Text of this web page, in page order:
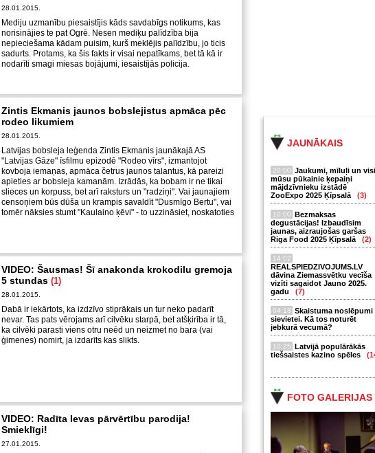
JAUNĀKAIS
20:00 Jaukumi, mīluļi un visi
mūsu pūkainie ķepaiņi
mājdzīvnieku izstādē
ZooExpo 2025 Ķīpsalā
(3)
10:00 Bezmaksas
degustācijas! Izbaudīsim
jaunas, aizraujošas garšas
Riga Food 2025 Ķīpsalā
(2)
14:02
REALSPIEDZIVOJUMS.LV
dāvina Ziemassvētku vecīša
vizīti sagaidot Jauno 2025.
gadu
(7)
04:18 Skaistuma noslēpumi
sievietei. Kā tos noturēt
jebkurā vecumā?
10:25 Latvijā populārākās
tiešsaistes kazino spēles
FOTO GALERIJAS
28.01.2015.
Mediju uzmanību piesaistījis kāds savdabīgs notikums, kas
norisinājies te pat Ogrē. Nesen mediķu palīdzība bija
nepieciešama kādam puisim, kurš meklējis palīdzību, jo ticis
sadurts. Protams, ka šis fakts ir visai nepatīkams, bet tā kā ir
nodarīti smagi miesas bojājumi, iesaistījās policija.
Zintis Ekmanis jaunos bobslejistus apmāca pēc
rodeo likumiem
28.01.2015.
Latvijas bobsleja leģenda Zintis Ekmanis jaunākajā AS
"Latvijas Gāze" īsfilmu epizodē "Rodeo vīrs", izmantojot
kovboja iemaņas, apmāca četrus jaunos talantus, kā pareizi
apieties ar bobsleja kamanām. Izrādās, ka bobam ir ne tikai
slieces un korpuss, bet arī raksturs un "radziņi". Vai jaunajiem
censoņiem būs dūša un krampis savaldīt "Dusmīgo Bertu", vai
tomēr nāksies stumt "Kaulaino ķēvi" - to uzzināsiet, noskatoties
VIDEO: Šausmas! Šī anakonda krokodilu gremoja
5 stundas (1)
28.01.2015.
Dabā ir iekārtots, ka izdzīvo stiprākais un tur neko padarīt
nevar. Tas pats vērojams arī cilvēku starpā, bet atšķirība ir tā,
ka cilvēki parasti viens otru neēd un neizmet no bara (vai
ģimenes) nomirt, ja izdarīts kas slikts.
VIDEO: Radīta Ievas pārvērtību parodija!
Smieklīgi!
27.01.2015.